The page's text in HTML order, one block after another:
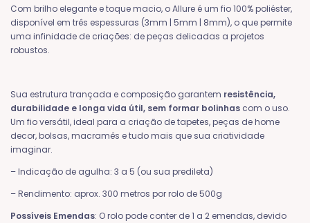
Com brilho elegante e toque macio, o Allure é um fio 100% poliéster,
disponível em três espessuras (3mm | 5mm | 8mm), o que permite
uma infinidade de criações: de peças delicadas a projetos
robustos.
Sua estrutura trançada e composição garantem resistência,
durabilidade e longa vida útil, sem formar bolinhas com o uso.
Um fio versátil, ideal para a criação de tapetes, peças de home
decor, bolsas, macramês e tudo mais que sua criatividade
imaginar.
– Indicação de agulha: 3 a 5 (ou sua predileta)
– Rendimento: aprox. 300 metros por rolo de 500g
Possíveis Emendas: O rolo pode conter de 1 a 2 emendas, devido